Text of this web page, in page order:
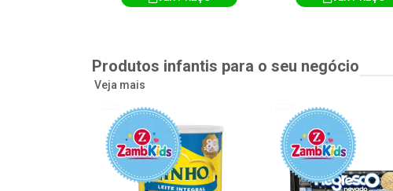
Produtos infantis para o seu negócio
Veja mais